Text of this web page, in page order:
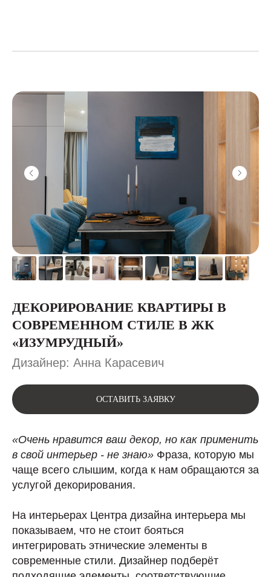
ДЕКОРИРОВАНИЕ КВАРТИРЫ В
СОВРЕМЕННОМ СТИЛЕ В ЖК
«ИЗУМРУДНЫЙ»
Дизайнер: Анна Карасевич
ОСТАВИТЬ ЗАЯВКУ
«Очень нравится ваш декор, но как применить
в свой интерьер - не знаю» Фраза, которую мы
чаще всего слышим, когда к нам обращаются за
услугой декорирования.
На интерьерах Центра дизайна интерьера мы
показываем, что не стоит бояться
интегрировать этнические элементы в
современные стили. Дизайнер подберёт